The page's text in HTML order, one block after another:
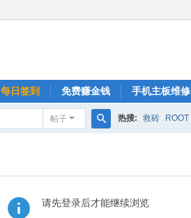
每日签到 免费赚金钱 手机主板维修
帖子 热搜: 救砖 ROOT
请先登录后才能继续浏览